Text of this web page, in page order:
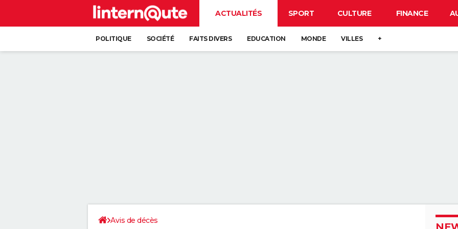
ACTUALITÉS SPORT CULTURE FINANCE
POLITIQUE SOCIÉTÉ FAITS DIVERS EDUCATION MONDE VILLES +
Avis de décès